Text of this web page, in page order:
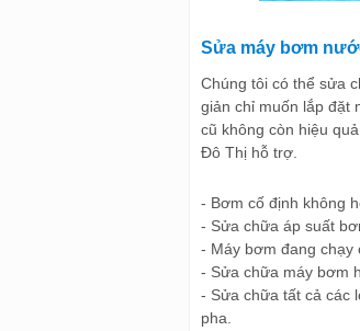
Sửa máy bơm
Chúng tôi có thể sửa
giản chỉ muốn lắp đặt
cũ không còn hiệu quả
Đô Thị hỗ trợ.
- Bơm cố định không
- Sửa chữa áp suất
- Máy bơm đang chạy
- Sửa chữa máy bơm
- Sửa chữa tất cả các
pha.